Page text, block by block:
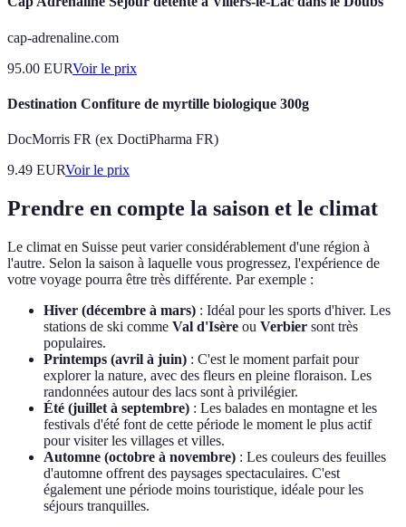
cap-adrenaline.com
95.00 EURVoir le prix
Destination Confiture de myrtille biologique 300g
DocMorris FR (ex DoctiPharma FR)
9.49 EURVoir le prix
Prendre en compte la saison et le climat
Le climat en Suisse peut varier considérablement d'une région à
l'autre. Selon la saison à laquelle vous progressez, l'expérience de
votre voyage pourra être très différente. Par exemple :
Hiver (décembre à mars) : Idéal pour les sports d'hiver. Les
stations de ski comme Val d'Isère ou Verbier sont très
populaires.
Printemps (avril à juin) : C'est le moment parfait pour
explorer la nature, avec des fleurs en pleine floraison. Les
randonnées autour des lacs sont à privilégier.
Été (juillet à septembre) : Les balades en montagne et les
festivals d'été font de cette période le moment le plus actif
pour visiter les villages et villes.
Automne (octobre à novembre) : Les couleurs des feuilles
d'automne offrent des paysages spectaculaires. C'est
également une période moins touristique, idéale pour les
séjours tranquilles.